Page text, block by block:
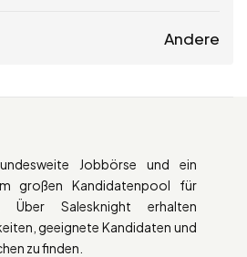
Andere
Jobbörse und ein
großen Kandidatenpool für
Über Salesknight erhalten
geeignete Kandidaten und
zu finden.